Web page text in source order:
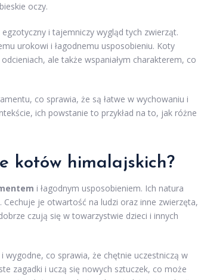
oczy.
i tajemniczy wygląd tych zwierząt.
urokowi i łagodnemu usposobieniu. Koty
ale także wspaniałym charakterem, co
co sprawia, że są łatwe w wychowaniu i
ich powstanie to przykład na to, jak różne
kotów himalajskich?
i łagodnym usposobieniem. Ich natura
je otwartość na ludzi oraz inne zwierzęta,
czują się w towarzystwie dzieci i innych
wygodne, co sprawia, że chętnie uczestniczą w
zagadki i uczą się nowych sztuczek, co może